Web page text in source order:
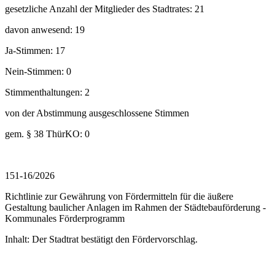
gesetzliche Anzahl der Mitglieder des Stadtrates: 21
davon anwesend: 19
Ja-Stimmen: 17
Nein-Stimmen: 0
Stimmenthaltungen: 2
von der Abstimmung ausgeschlossene Stimmen
gem. § 38 ThürKO: 0
151-16/2026
Richtlinie zur Gewährung von Fördermitteln für die äußere
Gestaltung baulicher Anlagen im Rahmen der Städtebauförderung -
Kommunales Förderprogramm
Inhalt: Der Stadtrat bestätigt den Fördervorschlag.